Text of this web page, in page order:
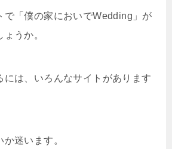
で「僕の家においでWedding」が
うか。
には、いろんなサイトがあります
迷います。